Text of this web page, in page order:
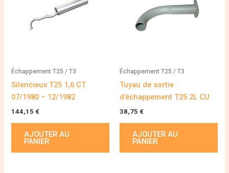
Échappement T25 / T3
Silencieux T25 1,6 CT
07/1980 – 12/1982
144,15 €
AJOUTER AU
PANIER
Échappement T25 / T3
Tuyau de sortie
d’échappement T25 2L CU
38,75 €
AJOUTER AU
PANIER